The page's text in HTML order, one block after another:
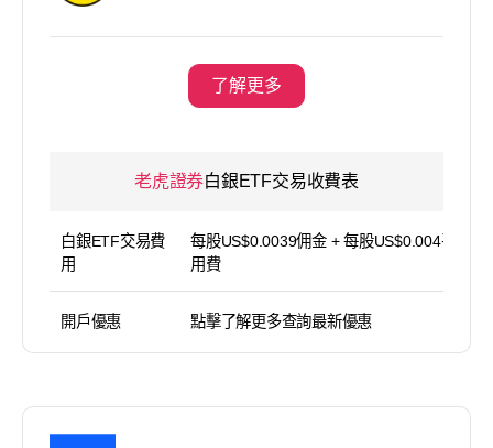
了解更多
老虎證券白銀ETF交易收費表
白銀ETF交易費
用
每股US$0.0039佣金 + 每股US$0.004平台使
用費
開戶優惠 點擊了解更多查詢最新優惠